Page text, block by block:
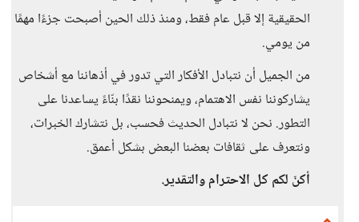
الحقيقية إلا قبل عام فقط، ومنذ ذلك الحين أصبحت جزءًا مهمًا
من يومي.
من الجميل أن نتبادل الأفكار التي تدور في أذهاننا مع أشخاص
يشاركوننا نفس الاهتمام، ويمنحوننا نقدًا بنّاءً يساعدنا على
التطور. نحن لا نتبادل الحديث فحسب، بل نتشارك الخبرات،
ونتعرف على ثقافات بعضنا البعض بشكل أعمق.
أكنّ لكم كل الاحترام والتقدير.